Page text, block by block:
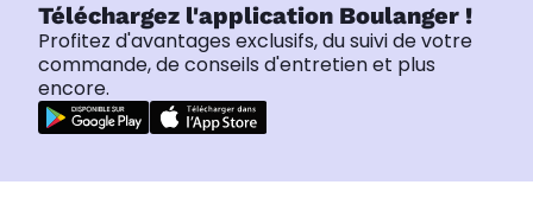
Téléchargez l'application Boulanger !
Profitez d'avantages exclusifs, du suivi de votre
commande, de conseils d'entretien et plus
encore.